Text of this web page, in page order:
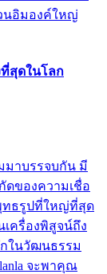
นอิมองค์ใหญ่
สุดในโลก
มาบรรจบกัน มี
ดของความเชื่อ
ทธรูปที่ใหญ่ที่สุด
เครื่องพิสูจน์ถึง
ในวัฒนธรรม
จะพาคุณ